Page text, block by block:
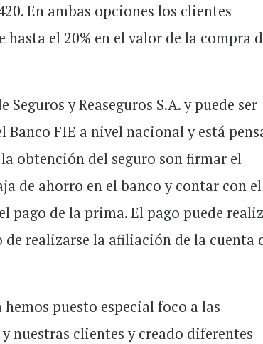
En ambas opciones los clientes
el 20% en el valor de la compra
y Reaseguros S.A. y puede ser
FIE a nivel nacional y está
obtención del seguro son firmar el
de ahorro en el banco y contar con el
pago de la prima. El pago puede
realizarse la afiliación de la cuenta
puesto especial foco a las
nuestras clientes y creado diferentes